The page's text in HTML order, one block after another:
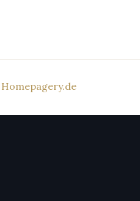
Homepagery.de